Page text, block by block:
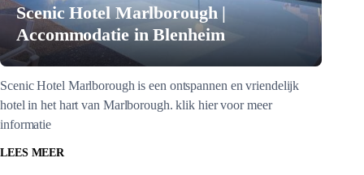
Scenic Hotel Marlborough |
Accommodatie in Blenheim
Scenic Hotel Marlborough is een ontspannen en vriendelijk
hotel in het hart van Marlborough. klik hier voor meer
informatie
LEES MEER